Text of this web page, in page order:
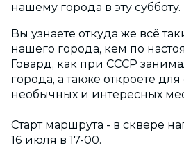
нашему города в эту субботу.
Вы узнаете откуда же всё
нашего города, кем по
Говард, как при СССР
города, а также откроете
необычных и интересных
Старт маршрута - в сквере
16 июля в 17-00.